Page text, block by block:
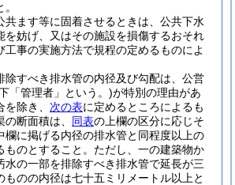
共ます等に固着させるときは、公共下水
を妨げ、又はその施設を損傷するおそれ
工事の実施方法で規程の定めるものによ
除すべき排水管の内径及び勾配は、公営
「管理者」という。)が特別の理由があ
除き、 次の表に定めるところによるも
断面積は、 同表の上欄の区分に応じそ
欄に掲げる内径の排水管と同程度以上の
のとすること。 ただし、一の建築物か
水の一部を排除すべき排水管で延長が三
ものの内径は七十五ミリメートル以上と